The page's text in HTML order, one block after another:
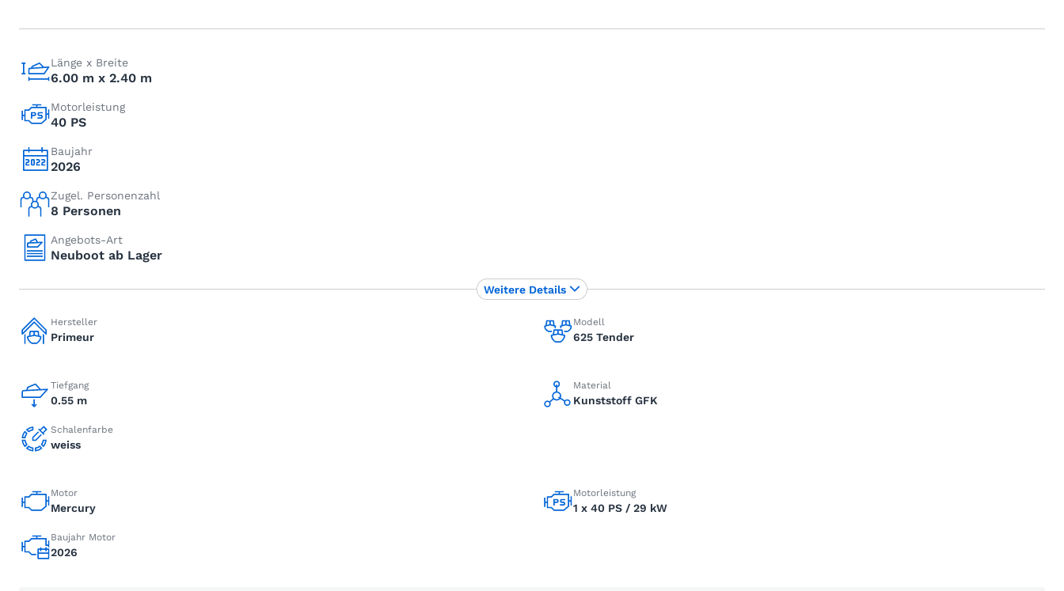
Länge x Breite
6.00 m x 2.40 m
Motorleistung
40 PS
Baujahr
2026
Zugel. Personenzahl
8 Personen
Angebots-Art
Neuboot ab Lager
Hersteller
Primeur
Modell
625 Tender
Tiefgang
0.55 m
Material
Kunststoff GFK
Schalenfarbe
weiss
Motor
Mercury
Motorleistung
1 x 40 PS / 29 kW
Baujahr Motor
2026
Weitere Details